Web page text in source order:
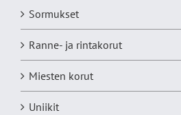
Sormukset
Ranne- ja rintakorut
Miesten korut
Uniikit